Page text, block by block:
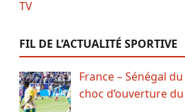
FIL DE L’ACTUALITÉ SPORTIVE
France – Sénégal
choc d’ouverture